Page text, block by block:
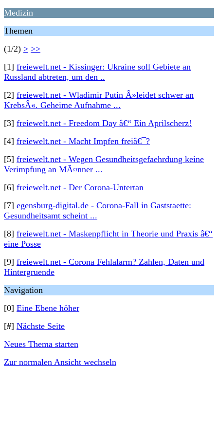
Medizin
Themen
(1/2) > >>
[1] freiewelt.net - Kissinger: Ukraine soll Gebiete an
Russland abtreten, um den ..
[2] freiewelt.net - Wladimir Putin Â»leidet schwer an
KrebsÂ«. Geheime Aufnahme ...
[3] freiewelt.net - Freedom Day â€“ Ein Aprilscherz!
[4] freiewelt.net - Macht Impfen freiâ€¯?
[5] freiewelt.net - Wegen Gesundheitsgefaehrdung keine
Verimpfung an MÃ¤nner ...
[6] freiewelt.net - Der Corona-Untertan
[7] egensburg-digital.de - Corona-Fall in Gaststaette:
Gesundheitsamt scheint ...
[8] freiewelt.net - Maskenpflicht in Theorie und Praxis â€“
eine Posse
[9] freiewelt.net - Corona Fehlalarm? Zahlen, Daten und
Hintergruende
Navigation
[0] Eine Ebene höher
[#] Nächste Seite
Neues Thema starten
Zur normalen Ansicht wechseln